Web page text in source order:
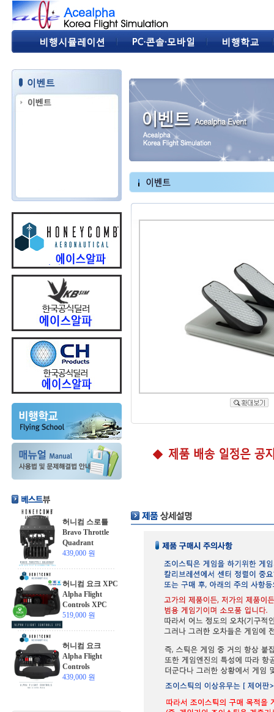
허니컴 스로틀
Bravo Throttle
Quadrant
439,000 원
허니컴 요크 XPC
Alpha Flight
Controls XPC
519,000 원
허니컴 요크
Alpha Flight
Controls
439,000 원